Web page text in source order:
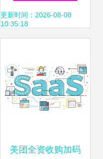
十届四川互联网
互联网销售再升级
更新时间：2026-08-08
10:35:18
美团全资收购加码